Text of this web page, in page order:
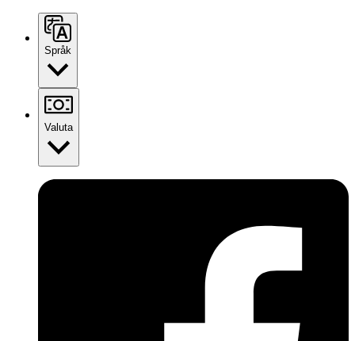
Språk
Valuta